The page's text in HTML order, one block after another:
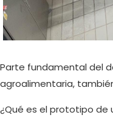
Parte fundamental del
agroalimentaria,
¿Qué es el prototipo de